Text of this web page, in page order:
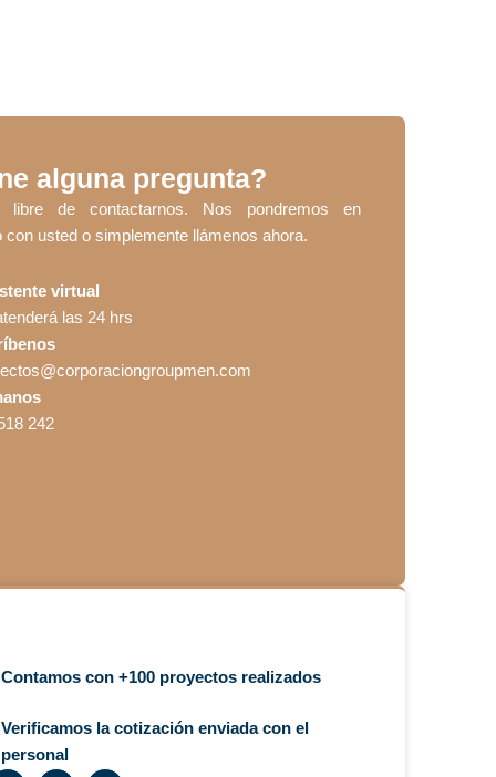
alguna pregunta?
libre de contactarnos. Nos pondremos en
con usted o simplemente llámenos ahora.
virtual
las 24 hrs
242
Contamos con +100 proyectos realizados
Verificamos la cotización enviada con el
personal